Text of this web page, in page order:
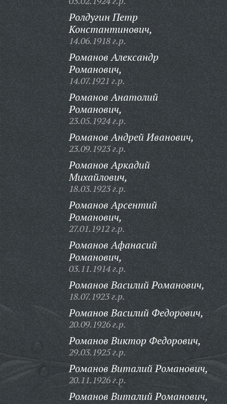
Ролдугин Петр
Константинович,
14.06.1918 г.р.
Романов Александр
Романович,
14.07.1921 г.р.
Романов Анатолий
Романович,
23.05.1924 г.р.
Романов Андрей Иванович,
23.09.1923 г.р.
Романов Аркадий
Михайлович,
18.03.1923 г.р.
Романов Арсентий
Романович,
27.01.1912 г.р.
Романов Афанасий
Романович,
03.11.1914 г.р.
Романов Василий Романович,
18.07.1923 г.р.
Романов Василий Федорович,
20.09.1926 г.р.
Романов Виктор Федорович,
29.03.1925 г.р.
Романов Виталий Романович,
20.11.1926 г.р.
Романов Виталий Романович,